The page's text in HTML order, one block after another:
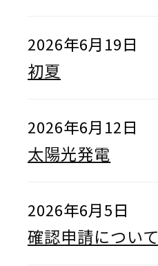
2026年6月19日
初夏
2026年6月12日
太陽光発電
2026年6月5日
確認申請について